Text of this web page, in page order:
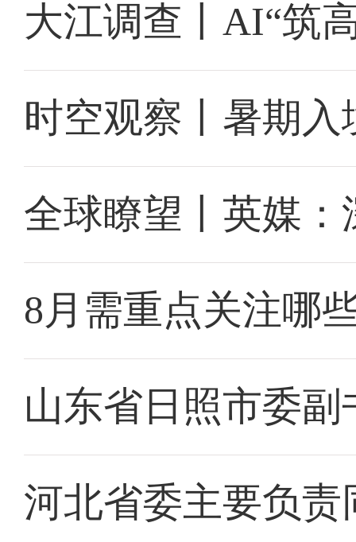
大江调查丨AI“筑
时空观察丨暑期入
全球瞭望丨英媒
8月需重点关注哪
山东省日照市委
河北省委主要负